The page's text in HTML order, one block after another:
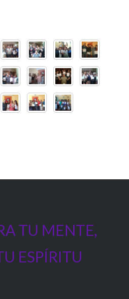
TU MENTE,
ESPÍRITU